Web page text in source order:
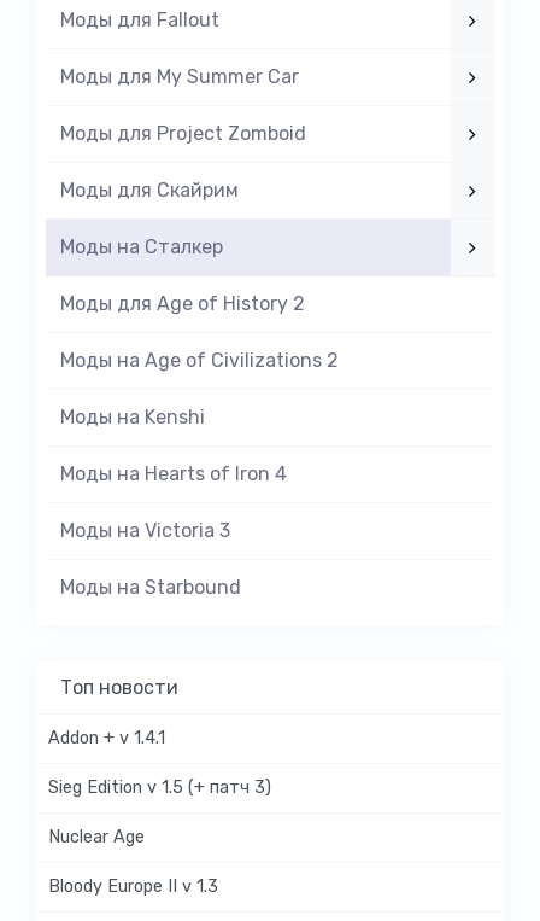
Моды для Fallout
Моды для My Summer Car
Моды для Project Zomboid
Моды для Скайрим
Моды на Cталкер
Моды для Age of History 2
Моды на Age of Civilizations 2
Моды на Kenshi
Моды на Hearts of Iron 4
Моды на Victoria 3
Моды на Starbound
Топ новости
Addon + v 1.4.1
Sieg Edition v 1.5 (+ патч 3)
Nuclear Age
Bloody Europe II v 1.3